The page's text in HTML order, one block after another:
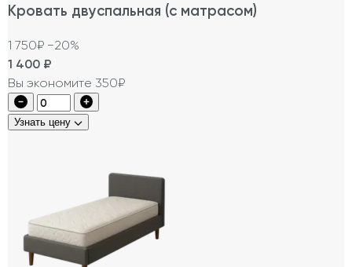
Кровать двуспальная (с матрасом)
1 750₽ −20%
1 400 ₽
Вы экономите 350₽
Узнать цену